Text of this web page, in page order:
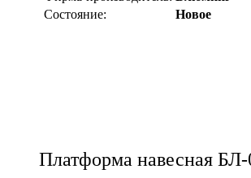
Состояние:
Новое
Платформа навесная